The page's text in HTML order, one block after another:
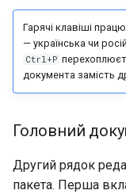
Гарячі клавіші
— українська чи
Ctrl+P
документа замість
Головний
Другий рядок
пакета. Перша